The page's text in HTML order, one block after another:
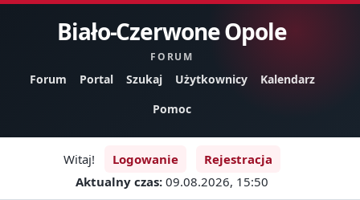
Biało-Czerwone Opole
FORUM
Forum Portal Szukaj Użytkownicy
Kalendarz
Pomoc
Witaj! Logowanie
Rejestracja
Aktualny czas: 09.08.2026, 15:50